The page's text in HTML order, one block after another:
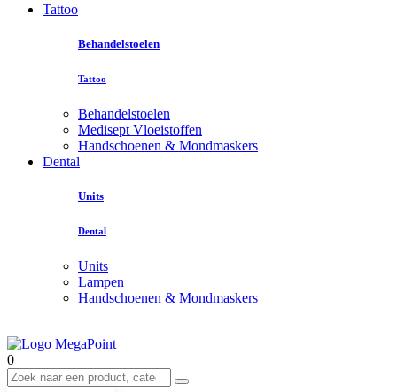
Tattoo
Behandelstoelen
Tattoo
Behandelstoelen
Medisept Vloeistoffen
Handschoenen & Mondmaskers
Dental
Units
Dental
Units
Lampen
Handschoenen & Mondmaskers
0